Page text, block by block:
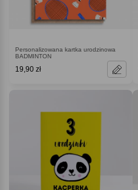
Personalizowana kartka urodzinowa
BADMINTON
19,90 zł